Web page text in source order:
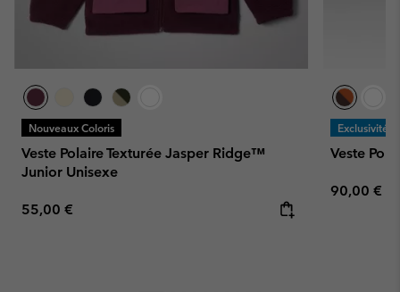
Nouveaux Coloris
Veste Polaire Texturée Jasper Ridge™
Junior Unisexe
Regular price:
55,00 €
Exclusivité
Veste
Regular
90,00 €